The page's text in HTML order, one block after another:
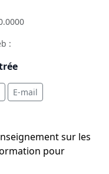
:
E-mail
sur les
pour